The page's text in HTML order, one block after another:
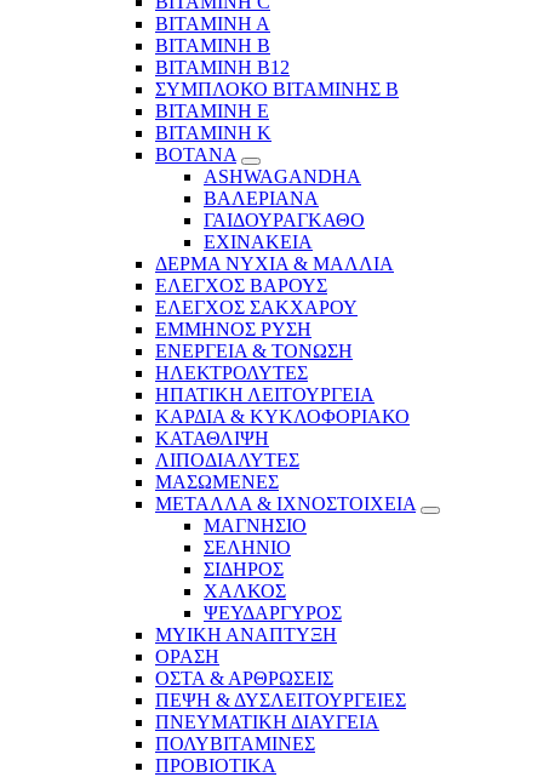
ΒΙΤΑΜΙΝΗ Α
ΒΙΤΑΜΙΝΗ Β
ΒΙΤΑΜΙΝΗ Β12
ΣΥΜΠΛΟΚΟ ΒΙΤΑΜΙΝΗΣ Β
ΒΙΤΑΜΙΝΗ Ε
ΒΙΤΑΜΙΝΗ Κ
ΒΟΤΑΝΑ
ASHWAGANDHA
ΒΑΛΕΡΙΑΝΑ
ΓΑΙΔΟΥΡΑΓΚΑΘΟ
ΕΧΙΝΑΚΕΙΑ
ΔΕΡΜΑ ΝΥΧΙΑ & ΜΑΛΛΙΑ
ΕΛΕΓΧΟΣ ΒΑΡΟΥΣ
ΕΛΕΓΧΟΣ ΣΑΚΧΑΡΟΥ
ΕΜΜΗΝΟΣ ΡΥΣΗ
ΕΝΕΡΓΕΙΑ & ΤΟΝΩΣΗ
ΗΛΕΚΤΡΟΛΥΤΕΣ
ΗΠΑΤΙΚΗ ΛΕΙΤΟΥΡΓΕΙΑ
ΚΑΡΔΙΑ & ΚΥΚΛΟΦΟΡΙΑΚΟ
ΚΑΤΑΘΛΙΨΗ
ΛΙΠΟΔΙΑΛΥΤΕΣ
ΜΑΣΩΜΕΝΕΣ
ΜΕΤΑΛΛΑ & ΙΧΝΟΣΤΟΙΧΕΙΑ
ΜΑΓΝΗΣΙΟ
ΣΕΛΗΝΙΟ
ΣΙΔΗΡΟΣ
ΧΑΛΚΟΣ
ΨΕΥΔΑΡΓΥΡΟΣ
ΜΥΙΚΗ ΑΝΑΠΤΥΞΗ
ΟΡΑΣΗ
ΟΣΤΑ & ΑΡΘΡΩΣΕΙΣ
ΠΕΨΗ & ΔΥΣΛΕΙΤΟΥΡΓΕΙΕΣ
ΠΝΕΥΜΑΤΙΚΗ ΔΙΑΥΓΕΙΑ
ΠΟΛΥΒΙΤΑΜΙΝΕΣ
ΠΡΟΒΙΟΤΙΚΑ